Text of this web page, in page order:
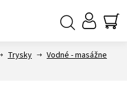
Trysky
Vodné - masážne